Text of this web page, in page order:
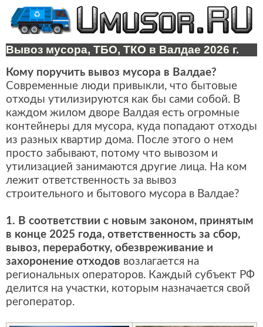
Вывоз мусора, ТБО, ТКО в Валдае 2026 г.
Кому поручить вывоз мусора в Валдае?
Современные люди привыкли, что бытовые
отходы утилизируются как бы сами собой. В
каждом жилом дворе Валдая есть огромные
контейнеры для мусора, куда попадают отходы
из разных квартир дома. После этого о нем
просто забывают, потому что вывозом и
утилизацией занимаются другие лица. На ком
лежит ответственность за вывоз
строительного и бытового мусора в Валдае?
1. В соответствии с новым законом, принятым
в конце 2025 года, ответственность за сбор,
вывоз, переработку, обезвреживание и
захоронение отходов возлагается на
региональных операторов. Каждый субъект РФ
делится на участки, которым назначается свой
регоператор.